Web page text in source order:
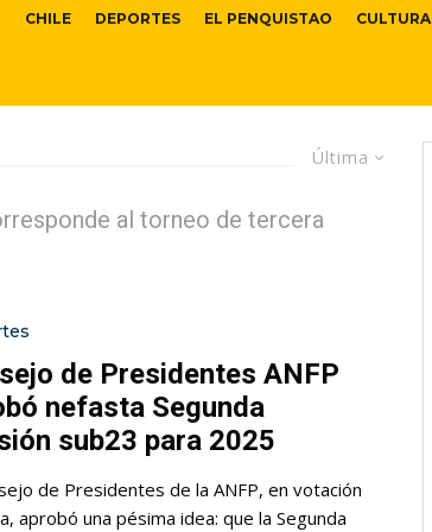
CHILE DEPORTES EL PENQUISTAO CULTURA
Última
al torneo de tercera
de Presidentes ANFP
nefasta Segunda
sub23 para 2025
de Presidentes de la ANFP, en votación
aprobó una pésima idea: que la Segunda